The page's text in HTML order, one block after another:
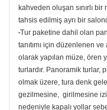
kahveden oluşan sınırlı
tahsis edilmiş ayrı bir
-Tur paketine dahil olan
tanıtımı için düzenlenen
olarak yapılan müze, ören
turlardır. Panoramik turlar,
olmak üzere, tura denk
gezilmesine, girilmesine
nedeniyle kapalı yollar